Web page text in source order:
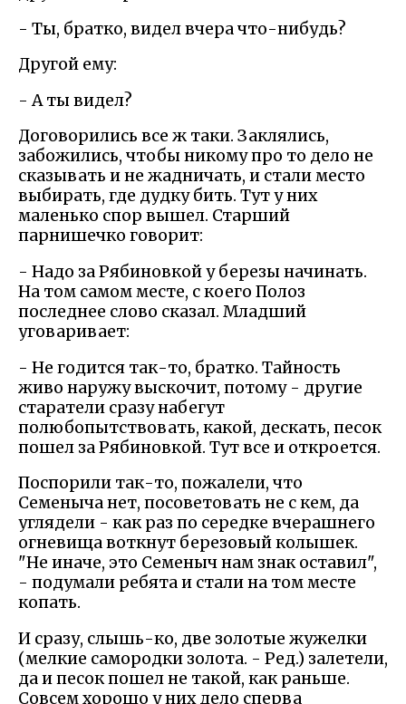
- Ты, братко, видел вчера что-нибудь?
Другой ему:
- А ты видел?
Договорились все ж таки. Заклялись,
забожились, чтобы никому про то дело не
сказывать и не жадничать, и стали место
выбирать, где дудку бить. Тут у них
маленько спор вышел. Старший
парнишечко говорит:
- Надо за Рябиновкой у березы начинать.
На том самом месте, с коего Полоз
последнее слово сказал. Младший
уговаривает:
- Не годится так-то, братко. Тайность
живо наружу выскочит, потому - другие
старатели сразу набегут
полюбопытствовать, какой, дескать, песок
пошел за Рябиновкой. Тут все и откроется.
Поспорили так-то, пожалели, что
Семеныча нет, посоветовать не с кем, да
углядели - как раз по середке вчерашнего
огневища воткнут березовый колышек.
"Не иначе, это Семеныч нам знак оставил",
- подумали ребята и стали на том месте
копать.
И сразу, слышь-ко, две золотые жужелки
(мелкие самородки золота. - Ред.) залетели,
да и песок пошел не такой, как раньше.
Совсем хорошо у них дело сперва